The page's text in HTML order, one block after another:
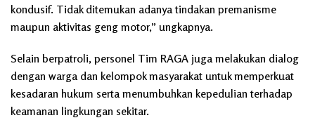
kondusif. Tidak ditemukan adanya tindakan premanisme
maupun aktivitas geng motor,” ungkapnya.
Selain berpatroli, personel Tim RAGA juga melakukan dialog
dengan warga dan kelompok masyarakat untuk memperkuat
kesadaran hukum serta menumbuhkan kepedulian terhadap
keamanan lingkungan sekitar.